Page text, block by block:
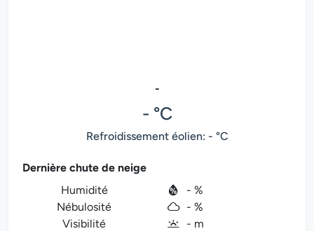
-
- °C
Refroidissement éolien: - °C
Dernière chute de neige
Humidité
- %
Nébulosité
- %
Visibilité
- m